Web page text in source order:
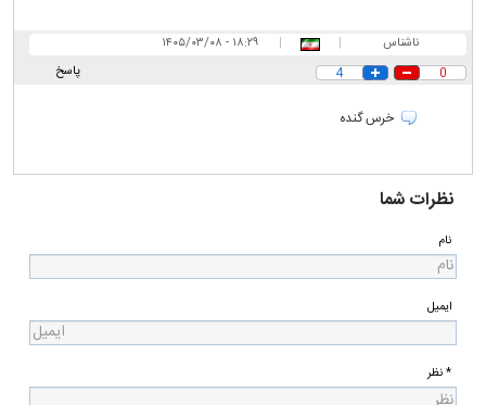
ناشناس |
|
۱۸:۲۹ - ۱۴۰۵/۰۳/۰۸
پاسخ
0
4
خرس گنده
نظرات شما
نام
ایمیل
* نظر